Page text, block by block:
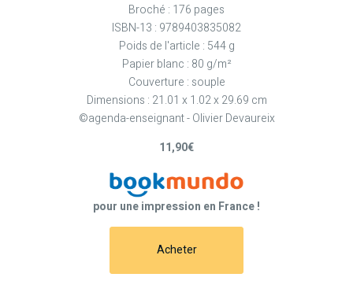
Broché : 176 pages
ISBN-13 : 9789403835082
Poids de l'article : 544 g
Papier blanc : 80 g/m²
Couverture : souple
Dimensions : 21.01 x 1.02 x 29.69 cm
©agenda-enseignant - Olivier Devaureix
11,90€
pour une impression en France !
Acheter